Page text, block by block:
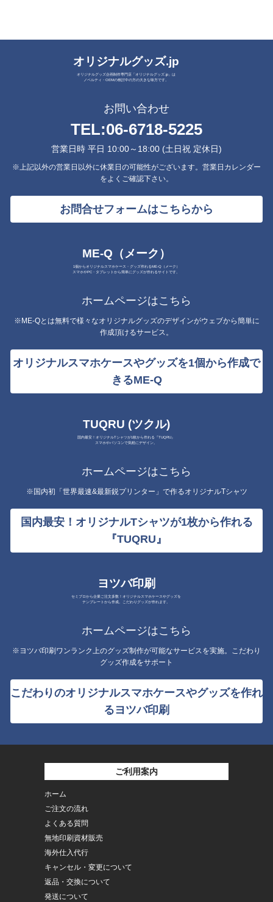
オリジナルグッズ.jp
オリジナルグッズ企画制作専門店「オリジナルグッズ.jp」は
ノベルティ・OEMの検討中の方の大きな味方です。
お問い合わせ
TEL:06-6718-5225
営業日時 平日 10:00～18:00 (土日祝 定休日)
※上記以外の営業日以外に休業日の可能性がございます。営業日カレンダー
をよくご確認下さい。
お問合せフォームはこちらから
ME-Q（メーク）
1個からオリジナルスマホケース・グッズ作れるME-Q（メーク）
スマホやPC・タブレットから簡単にグッズが作れるサイトです。
ホームページはこちら
※ME-Qとは無料で様々なオリジナルグッズのデザインがウェブから簡単に
作成頂けるサービス。
オリジナルスマホケースやグッズを1個から作成で
きるME-Q
TUQRU (ツクル)
国内最安！オリジナルTシャツが1枚から作れる『TUQRU』
スマホやパソコンで気軽にデザイン。
ホームページはこちら
※国内初「世界最速&最新鋭プリンター」で作るオリジナルTシャツ
国内最安！オリジナルTシャツが1枚から作れる
『TUQRU』
ヨツバ印刷
セミプロから企業ご注文多数！オリジナルスマホケースやグッズを
テンプレートから作成。こだわりグッズが作れます。
ホームページはこちら
※ヨツバ印刷ワンランク上のグッズ制作が可能なサービスを実施。こだわり
グッズ作成をサポート
こだわりのオリジナルスマホケースやグッズを作れ
るヨツバ印刷
ご利用案内
ホーム
ご注文の流れ
よくある質問
無地印刷資材販売
海外仕入代行
キャンセル・変更について
返品・交換について
発送について